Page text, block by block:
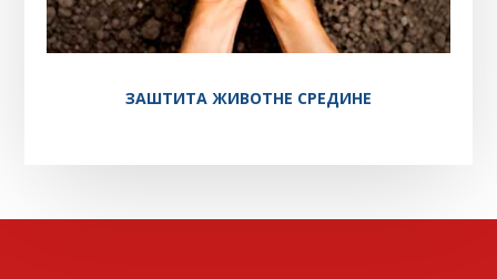
ЗАШТИТА ЖИВОТНЕ СРЕДИНЕ